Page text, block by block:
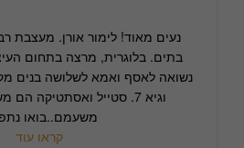
נעים מאוד! לימור אורן. מעצבת
בתים. בלוגרית, מרצה בתחום
וגיא 7. סטייל ואסתטיקה
משעמם..בואו
קראו עוד